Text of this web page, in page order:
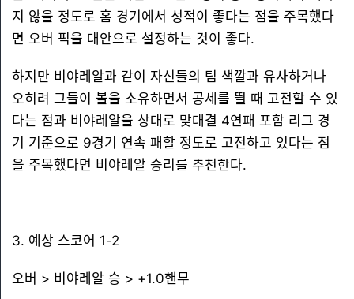
지 않을 정도로 홈 경기에서 성적이 좋다는 점을 주목했다
면 오버 픽을 대안으로 설정하는 것이 좋다.
하지만 비야레알과 같이 자신들의 팀 색깔과 유사하거나
오히려 그들이 볼을 소유하면서 공세를 띌 때 고전할 수 있
다는 점과 비야레알을 상대로 맞대결 4연패 포함 리그 경
기 기준으로 9경기 연속 패할 정도로 고전하고 있다는 점
을 주목했다면 비야레알 승리를 추천한다.
3. 예상 스코어 1-2
오버 > 비야레알 승 > +1.0핸무